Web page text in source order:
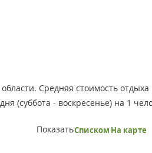
Средняя стоимость
(суббота - воскресенье) на 1
ПоказатьСписком На карте